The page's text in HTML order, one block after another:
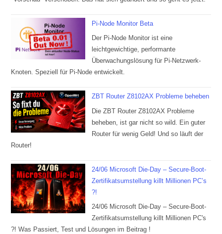
Pi-Node Monitor Beta
Der Pi-Node Monitor ist eine
leichtgewichtige, performante
Überwachungslösung für Pi-Netzwerk-
Knoten. Speziell für Pi-Node entwickelt.
ZBT Router Z8102AX Probleme beheben
Die ZBT Router Z8102AX Probleme
beheben, ist gar nicht so wild. Ein guter
Router für wenig Geld! Und so läuft der
Router!
24/06 Microsoft Die-Day – Secure-Boot-
Zertifikatsumstellung killt Millionen PC’s
?!
24/06 Microsoft Die-Day – Secure-Boot-
Zertifikatsumstellung killt Millionen PC's
?! Was Passiert, Test und Lösungen im Beitrag !